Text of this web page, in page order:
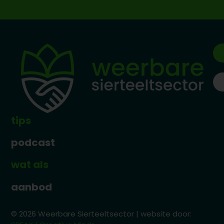
tips
podcast
wat als
aanbod
© 2026 Weerbare Sierteeltsector | website door: